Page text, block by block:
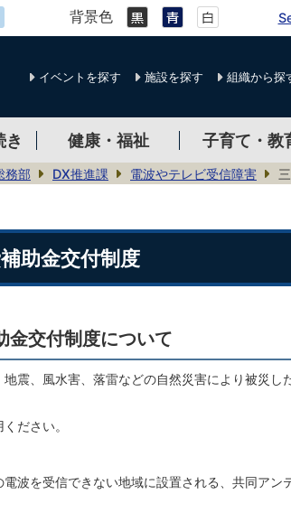
背景色
イベントを探す 施設を探す 組織から探
き 健康・福祉 子育て・教
務部 DX推進課 電波やテレビ受信障害
助金交付制度
金交付制度について
震、風水害、落雷などの自然災害により被災し
ださい。
波を受信できない地域に設置される、共同アン